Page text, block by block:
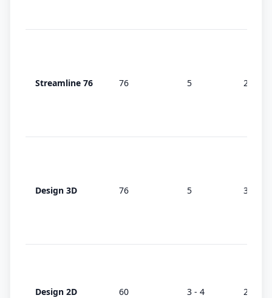
Streamline 76 76 5 2 (AD)
Design 3D 76 5 3 (MD)
Design 2D 60 3 - 4 2 (AD)